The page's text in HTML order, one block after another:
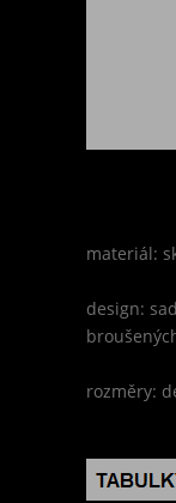
materiál:
design:
rozměry: